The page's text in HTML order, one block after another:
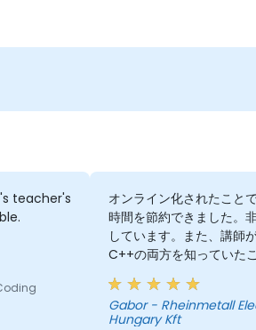
teacher's
オンライン化されたこと
時間を節約できました。
しています。また、講師
C++の両方を知っていた
な助けとなりました。既
る知識を通じてすべてを説
れたからです。
Gabor - Rheinmetall Electronics
Hungary Kft